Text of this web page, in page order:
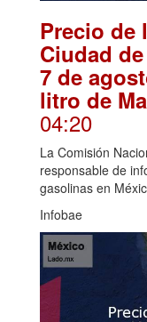
Precio de
Ciudad
7 de
litro de
04:20
La Comisión
responsable de
gasolinas en
Infobae